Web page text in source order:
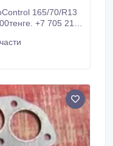
165/70/R13
+7 705 211